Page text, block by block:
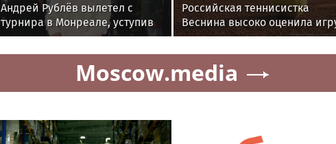
Андрей Рублёв вылетел с
турнира в Монреале, уступив
281-й ракетке мира
Российская теннисистка
Веснина высоко оценила
Лютовой в турнире WTA The
Moscow.media